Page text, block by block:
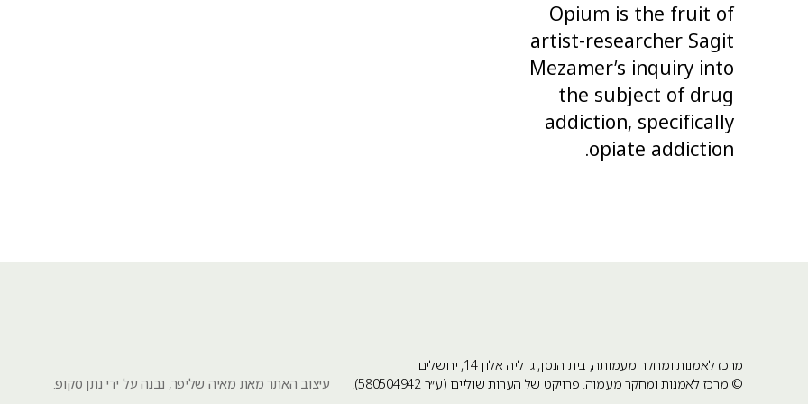
Opium is the fruit of
artist-researcher Sagit
Mezamer’s inquiry into
the subject of drug
addiction, specifically
opiate addiction.
מרכז לאמנות ומחקר מעמותה, בית הנסן, גדליה אלון 14, ירושלים
© מרכז לאמנות ומחקר מעמוה. פרויקט של הערות שוליים (ע״ר 580504942). עיצוב האתר מאת מאיה שליפר, נבנה על ידי נתן סקופ.